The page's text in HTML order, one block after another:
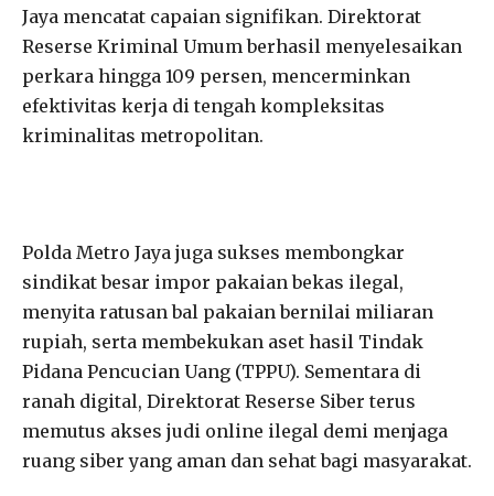
Jaya mencatat capaian signifikan. Direktorat
Reserse Kriminal Umum berhasil menyelesaikan
perkara hingga 109 persen, mencerminkan
efektivitas kerja di tengah kompleksitas
kriminalitas metropolitan.
Polda Metro Jaya juga sukses membongkar
sindikat besar impor pakaian bekas ilegal,
menyita ratusan bal pakaian bernilai miliaran
rupiah, serta membekukan aset hasil Tindak
Pidana Pencucian Uang (TPPU). Sementara di
ranah digital, Direktorat Reserse Siber terus
memutus akses judi online ilegal demi menjaga
ruang siber yang aman dan sehat bagi masyarakat.